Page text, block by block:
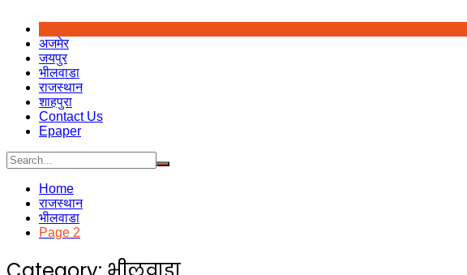
अजमेर
जयपुर
भीलवाडा
राजस्थान
शाहपुरा
Contact Us
Epaper
Home
राजस्थान
भीलवाडा
Page 2